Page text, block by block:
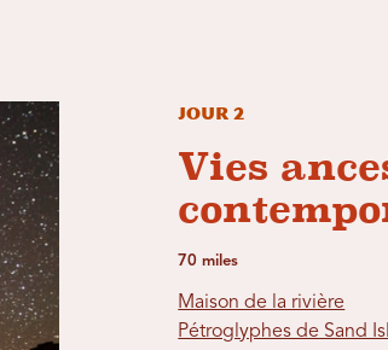
Jour 2
Vies
70 miles
Maison de la rivière
Pétroglyphes de Sand